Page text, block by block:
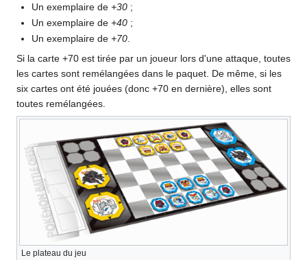
Un exemplaire de+30 ;
Un exemplaire de+40 ;
Un exemplaire de+70.
Si la carte +70 est tirée par un joueur lors d'une attaque, toutes
les cartes sont remélangées dans le paquet. De même, si les
six cartes ont été jouées (donc +70 en dernière), elles sont
toutes remélangées.
Le plateau du jeu